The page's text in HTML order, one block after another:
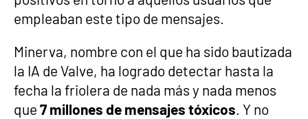
empleaban este tipo de mensajes.
Minerva, nombre con el que ha sido bautizada
la IA de Valve, ha logrado detectar hasta la
fecha la friolera de nada más y nada menos
que 7 millones de mensajes tóxicos. Y no